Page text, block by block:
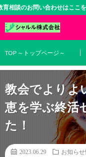
お問い合わせはここをクリッ
TOP ～トップページ～
教会でよりよ
恵を学ぶ終活
た！
2023.06.29
お知らせ